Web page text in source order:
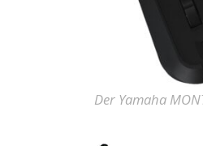
Der Yamaha